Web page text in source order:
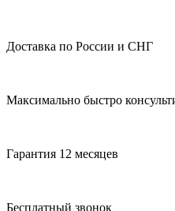
Доставка по России и СНГ
Максимально быстро
Гарантия 12 месяцев
Бесплатный звонок